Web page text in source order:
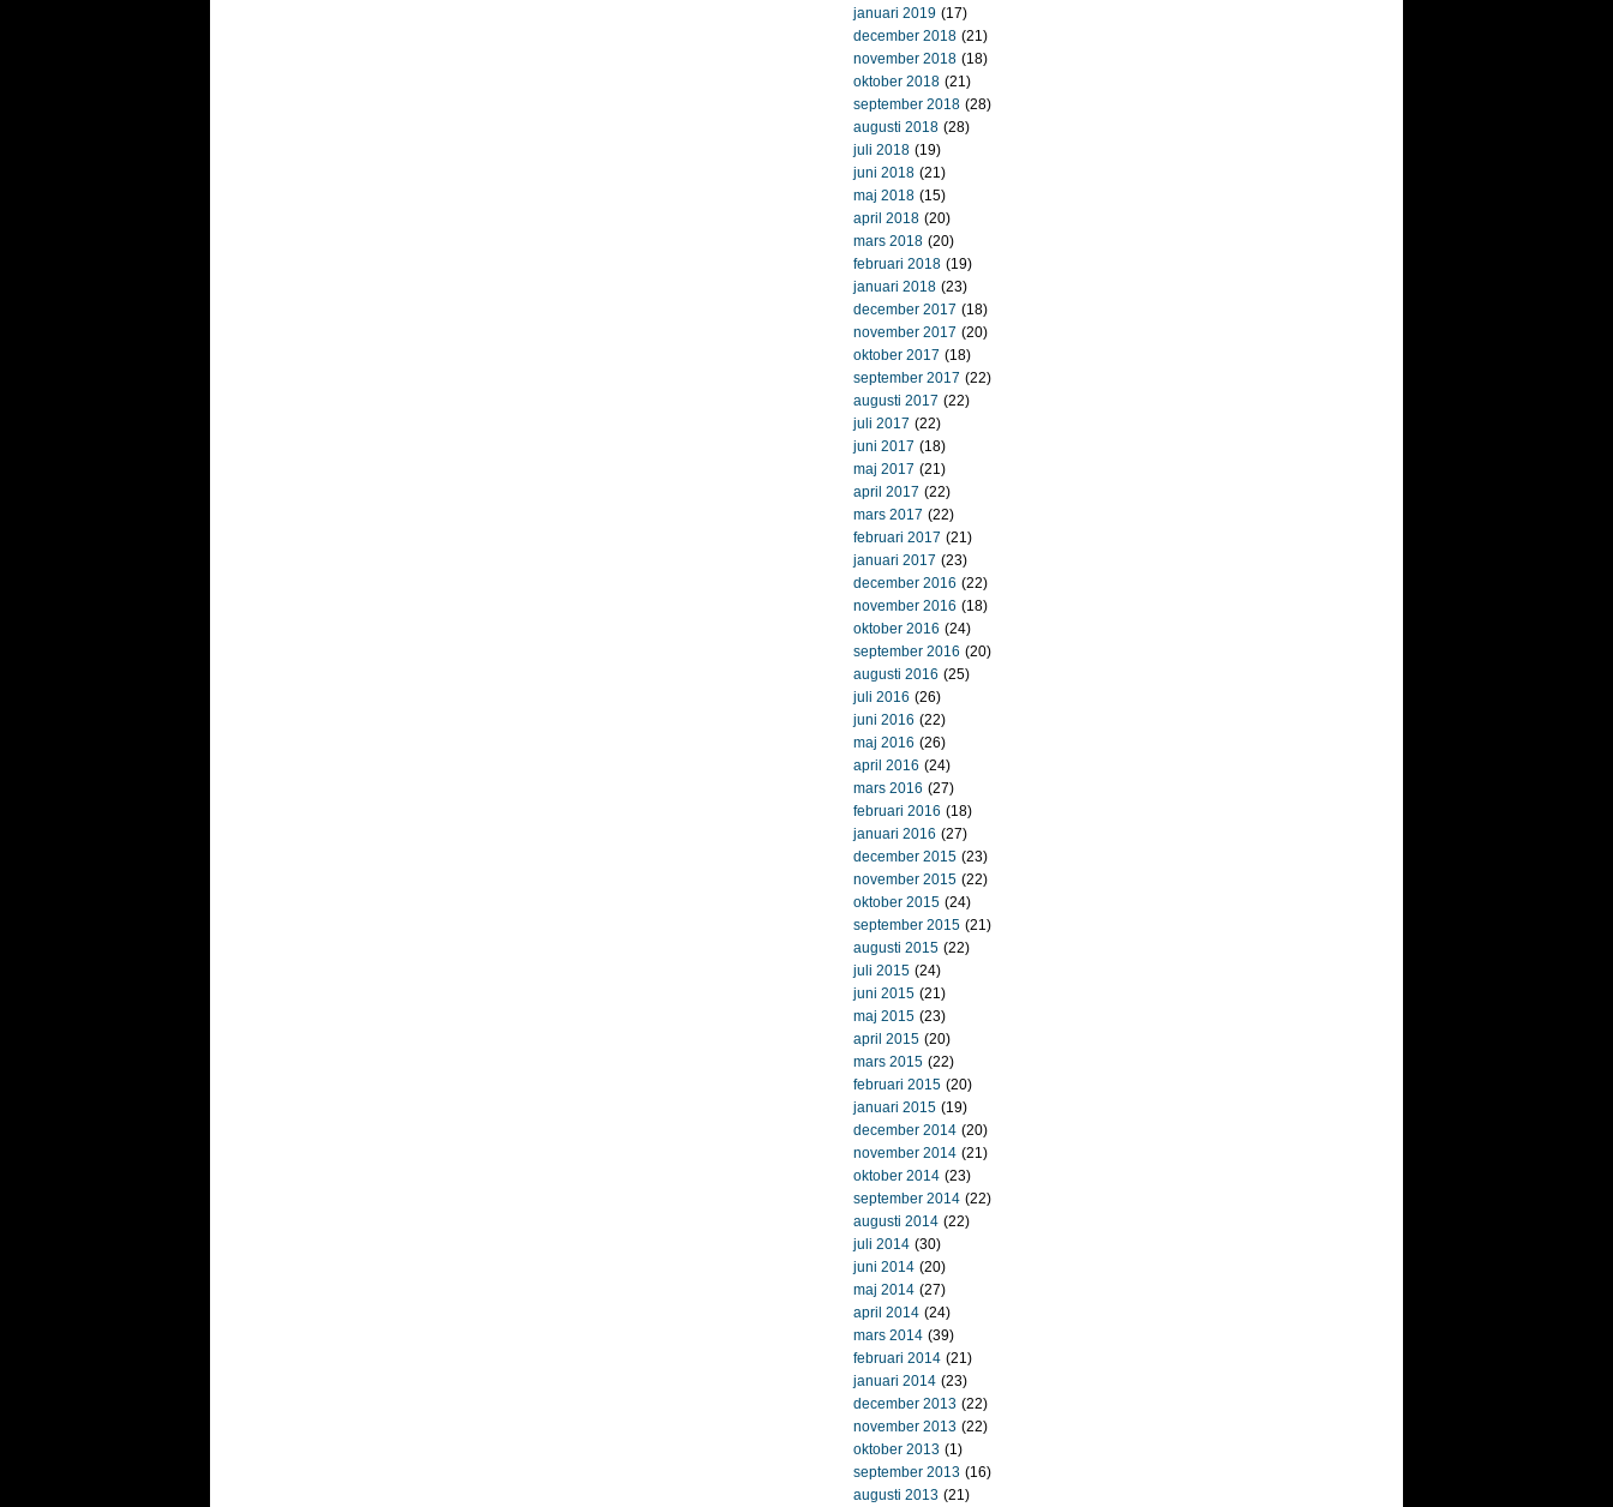
januari 2019 (17)
december 2018 (21)
november 2018 (18)
oktober 2018 (21)
september 2018 (28)
augusti 2018 (28)
juli 2018 (19)
juni 2018 (21)
maj 2018 (15)
april 2018 (20)
mars 2018 (20)
februari 2018 (19)
januari 2018 (23)
december 2017 (18)
november 2017 (20)
oktober 2017 (18)
september 2017 (22)
augusti 2017 (22)
juli 2017 (22)
juni 2017 (18)
maj 2017 (21)
april 2017 (22)
mars 2017 (22)
februari 2017 (21)
januari 2017 (23)
december 2016 (22)
november 2016 (18)
oktober 2016 (24)
september 2016 (20)
augusti 2016 (25)
juli 2016 (26)
juni 2016 (22)
maj 2016 (26)
april 2016 (24)
mars 2016 (27)
februari 2016 (18)
januari 2016 (27)
december 2015 (23)
november 2015 (22)
oktober 2015 (24)
september 2015 (21)
augusti 2015 (22)
juli 2015 (24)
juni 2015 (21)
maj 2015 (23)
april 2015 (20)
mars 2015 (22)
februari 2015 (20)
januari 2015 (19)
december 2014 (20)
november 2014 (21)
oktober 2014 (23)
september 2014 (22)
augusti 2014 (22)
juli 2014 (30)
juni 2014 (20)
maj 2014 (27)
april 2014 (24)
mars 2014 (39)
februari 2014 (21)
januari 2014 (23)
december 2013 (22)
november 2013 (22)
oktober 2013 (1)
september 2013 (16)
augusti 2013 (21)